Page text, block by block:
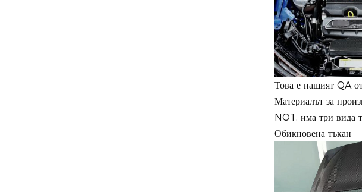
Това е нашият QA
Материалът за
NO1, има три вида
Обикновена тъкан